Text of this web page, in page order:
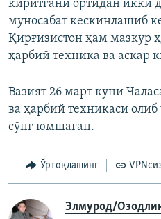
киритгани ортидан икки
муносабат кескинлашиб
Қирғизистон ҳам мазкур
ҳарбий техника ва аскар
Вазият 26 март куни
ва ҳарбий техникаси
сўнг юмшаган.
Ўртоқлашинг
Элмурод/